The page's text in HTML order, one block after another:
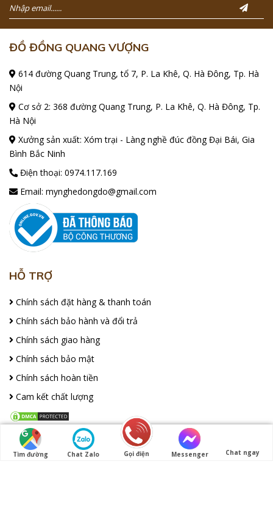
ĐỒ ĐỒNG QUANG VƯỢNG
614 đường Quang Trung, tổ 7, P. La Khê, Q. Hà Đông, Tp. Hà
Nội
Cơ sở 2: 368 đường Quang Trung, P. La Khê, Q. Hà Đông, Tp.
Hà Nội
Xưởng sản xuất: Xóm trại - Làng nghề đúc đồng Đại Bái, Gia
Bình Bắc Ninh
Điện thoại: 0974.117.169
Email: mynghedongdo@gmail.com
HỖ TRỢ
Chính sách đặt hàng & thanh toán
Chính sách bảo hành và đổi trả
Chính sách giao hàng
Chính sách bảo mật
Chính sách hoàn tiền
Cam kết chất lượng
FACEBOOK
Tìm đường Chat Zalo Gọi điện Messenger Chat ngay